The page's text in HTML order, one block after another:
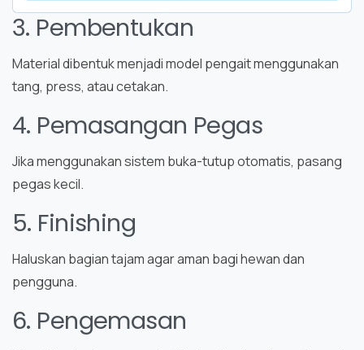
3. Pembentukan
Material dibentuk menjadi model pengait menggunakan
tang, press, atau cetakan.
4. Pemasangan Pegas
Jika menggunakan sistem buka-tutup otomatis, pasang
pegas kecil.
5. Finishing
Haluskan bagian tajam agar aman bagi hewan dan
pengguna.
6. Pengemasan